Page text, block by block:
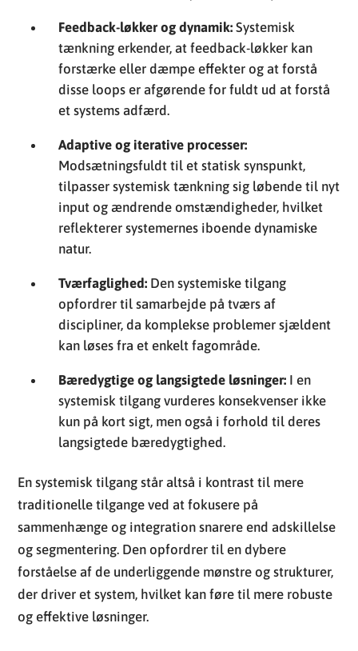
Feedback-løkker og dynamik: Systemisk
tænkning erkender, at feedback-løkker kan
forstærke eller dæmpe effekter og at forstå
disse loops er afgørende for fuldt ud at forstå
et systems adfærd.
Adaptive og iterative processer:
Modsætningsfuldt til et statisk synspunkt,
tilpasser systemisk tænkning sig løbende til nyt
input og ændrende omstændigheder, hvilket
reflekterer systemernes iboende dynamiske
natur.
Tværfaglighed: Den systemiske tilgang
opfordrer til samarbejde på tværs af
discipliner, da komplekse problemer sjældent
kan løses fra et enkelt fagområde.
Bæredygtige og langsigtede løsninger: I en
systemisk tilgang vurderes konsekvenser ikke
kun på kort sigt, men også i forhold til deres
langsigtede bæredygtighed.
En systemisk tilgang står altså i kontrast til mere
traditionelle tilgange ved at fokusere på
sammenhænge og integration snarere end adskillelse
og segmentering. Den opfordrer til en dybere
forståelse af de underliggende mønstre og strukturer,
der driver et system, hvilket kan føre til mere robuste
og effektive løsninger.